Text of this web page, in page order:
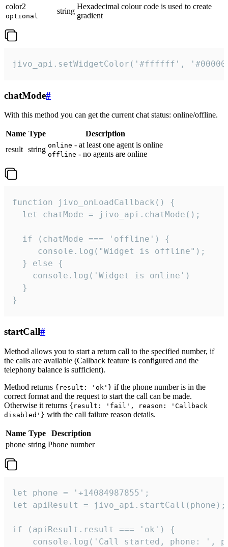
color2
optional
string
Hexadecimal colour code is used to create
gradient
jivo_api.setWidgetColor('#ffffff',
chatMode#
With this method you can get the current chat status: online/offline.
Name Type
Description
result string online - at least one agent is online
offline - no agents are online
function jivo_onLoadCallback() {
  let chatMode = jivo_api.chatMode();
  if (chatMode === 'offline') {
     console.log("Widget is offline");
  } else {
    console.log('Widget is online')
  }
}
startCall#
Method allows you to start a return call to the specified number, if
the calls are available (Callback feature is configured and the
telephony balance is sufficient).
Method returns {result: 'ok'} if the phone number is in the
correct format and the request to start the call can be made.
Otherwise it returns {result: 'fail', reason: 'Callback
disabled'} with the call failure reason details.
Name Type
Description
phone string Phone number
let phone = '+14084987855';
let apiResult = jivo_api.startCall(phone);
if (apiResult.result === 'ok') {
console.log('Call started, phone: ',